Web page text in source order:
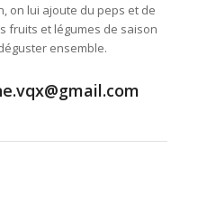
on lui ajoute du peps et de
fruits et légumes de saison
ensemble.